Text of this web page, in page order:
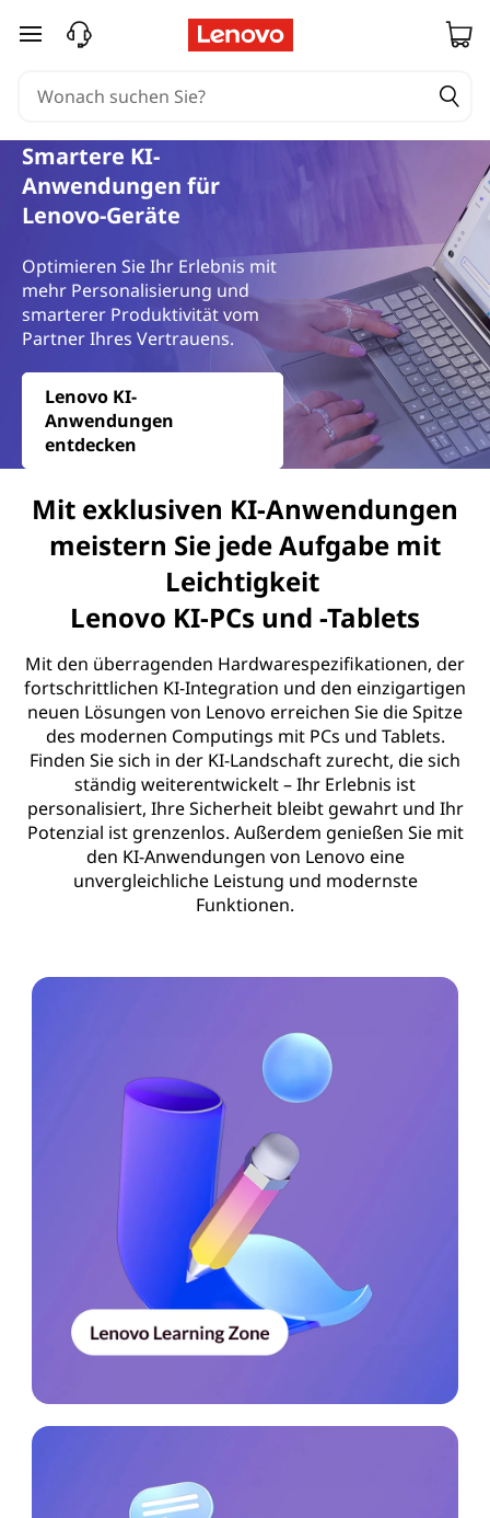
zum Hauptinhalt springen
Smartere KI-
Anwendungen für
Lenovo-Geräte
Optimieren Sie Ihr Erlebnis mit
mehr Personalisierung und
smarterer Produktivität vom
Partner Ihres Vertrauens.
Lenovo KI-
Anwendungen
entdecken
Mit exklusiven KI-Anwendungen
meistern Sie jede Aufgabe mit
Leichtigkeit
Lenovo KI-PCs und -Tablets
Mit den überragenden Hardwarespezifikationen, der
fortschrittlichen KI-Integration und den einzigartigen
neuen Lösungen von Lenovo erreichen Sie die Spitze
des modernen Computings mit PCs und Tablets.
Finden Sie sich in der KI-Landschaft zurecht, die sich
ständig weiterentwickelt – Ihr Erlebnis ist
personalisiert, Ihre Sicherheit bleibt gewahrt und Ihr
Potenzial ist grenzenlos. Außerdem genießen Sie mit
den KI-Anwendungen von Lenovo eine
unvergleichliche Leistung und modernste
Funktionen.